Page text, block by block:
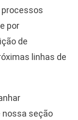
por
de
linhas de
nossa seção